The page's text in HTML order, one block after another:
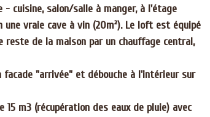
cuisine, salon/salle à manger, à l'étage
vraie cave à vin (20m²). Le loft est équipé
reste de la maison par un chauffage central,
"arrivée" et débouche à l'intérieur sur
m3 (récupération des eaux de pluie) avec